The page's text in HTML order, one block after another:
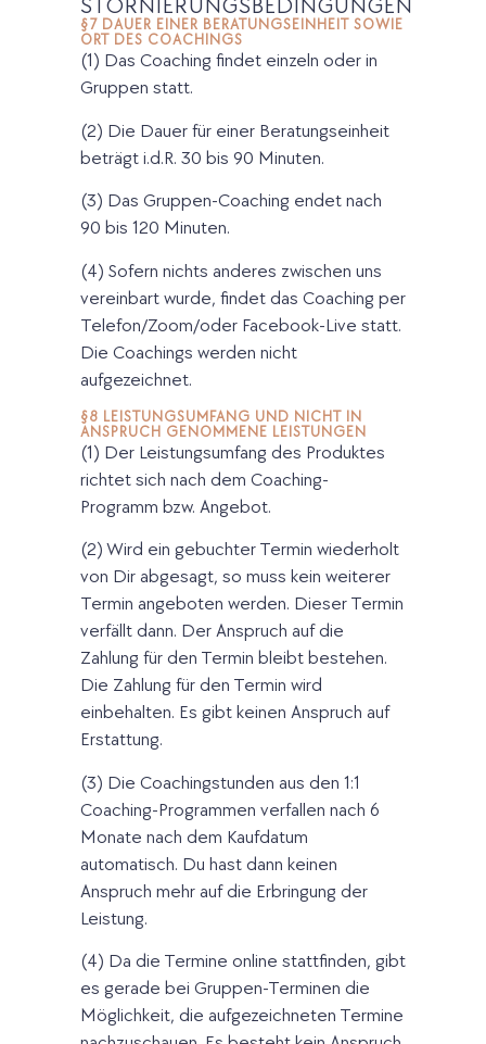
STORNIERUNGSBEDINGUNGEN
§7 DAUER EINER BERATUNGSEINHEIT SOWIE
ORT DES COACHINGS
(1) Das Coaching findet einzeln oder in
Gruppen statt.
(2) Die Dauer für einer Beratungseinheit
beträgt i.d.R. 30 bis 90 Minuten.
(3) Das Gruppen-Coaching endet nach
90 bis 120 Minuten.
(4) Sofern nichts anderes zwischen uns
vereinbart wurde, findet das Coaching per
Telefon/Zoom/oder Facebook-Live statt.
Die Coachings werden nicht
aufgezeichnet.
§8 LEISTUNGSUMFANG UND NICHT IN
ANSPRUCH GENOMMENE LEISTUNGEN
(1) Der Leistungsumfang des Produktes
richtet sich nach dem Coaching-
Programm bzw. Angebot.
(2) Wird ein gebuchter Termin wiederholt
von Dir abgesagt, so muss kein weiterer
Termin angeboten werden. Dieser Termin
verfällt dann. Der Anspruch auf die
Zahlung für den Termin bleibt bestehen.
Die Zahlung für den Termin wird
einbehalten. Es gibt keinen Anspruch auf
Erstattung.
(3) Die Coachingstunden aus den 1:1
Coaching-Programmen verfallen nach 6
Monate nach dem Kaufdatum
automatisch. Du hast dann keinen
Anspruch mehr auf die Erbringung der
Leistung.
(4) Da die Termine online stattfinden, gibt
es gerade bei Gruppen-Terminen die
Möglichkeit, die aufgezeichneten Termine